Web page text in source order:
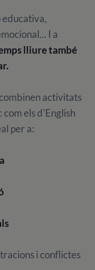
educativa,
I a
lliure també
activitats
els d'English
per a:
i conflictes